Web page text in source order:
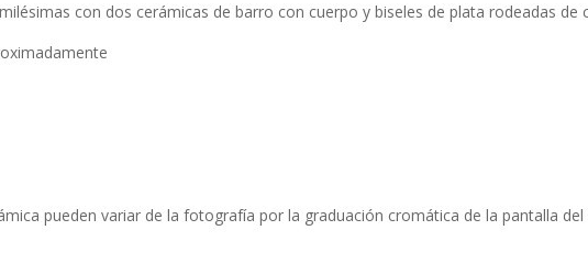
con dos cerámicas de barro con cuerpo y biseles de plata rodeadas de
pueden variar de la fotografía por la graduación cromática de la pantalla